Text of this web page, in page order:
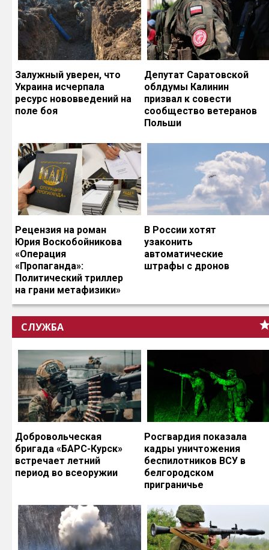
Залужный уверен, что
Украина исчерпала
ресурс нововведений на
поле боя
Депутат Саратовской
облдумы Калинин
призвал к совести
сообщество ветеранов
Польши
Рецензия на роман
Юрия Воскобойникова
«Операция
«Пропаганда»:
Политический триллер
на грани метафизики»
В России хотят
узаконить
автоматические
штрафы с дронов
СЛУЖБА
Добровольческая
бригада «БАРС-Курск»
встречает летний
период во всеоружии
Росгвардия показала
кадры уничтожения
беспилотников ВСУ в
белгородском
приграничье